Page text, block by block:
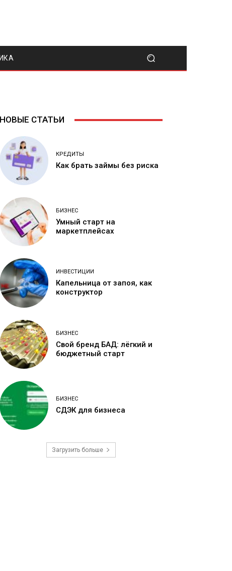
НОВЫЕ СТАТЬИ
КРЕДИТЫ
Как брать займы без риска
БИЗНЕС
Умный старт на
маркетплейсах
ИНВЕСТИЦИИ
Капельница от запоя, как
конструктор
БИЗНЕС
Свой бренд БАД: лёгкий и
бюджетный старт
БИЗНЕС
СДЭК для бизнеса
Загрузить больше